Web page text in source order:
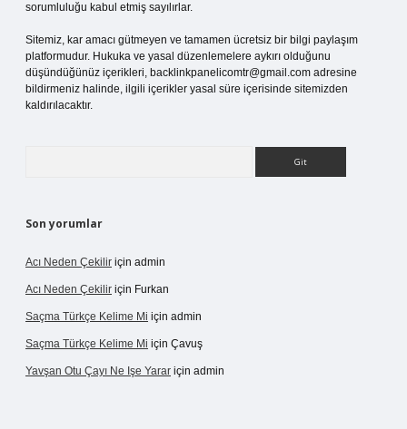
sorumluluğu kabul etmiş sayılırlar.
Sitemiz, kar amacı gütmeyen ve tamamen ücretsiz bir bilgi paylaşım
platformudur. Hukuka ve yasal düzenlemelere aykırı olduğunu
düşündüğünüz içerikleri, backlinkpanelicomtr@gmail.com adresine
bildirmeniz halinde, ilgili içerikler yasal süre içerisinde sitemizden
kaldırılacaktır.
Son yorumlar
Acı Neden Çekilir için admin
Acı Neden Çekilir için Furkan
Saçma Türkçe Kelime Mi için admin
Saçma Türkçe Kelime Mi için Çavuş
Yavşan Otu Çayı Ne Işe Yarar için admin